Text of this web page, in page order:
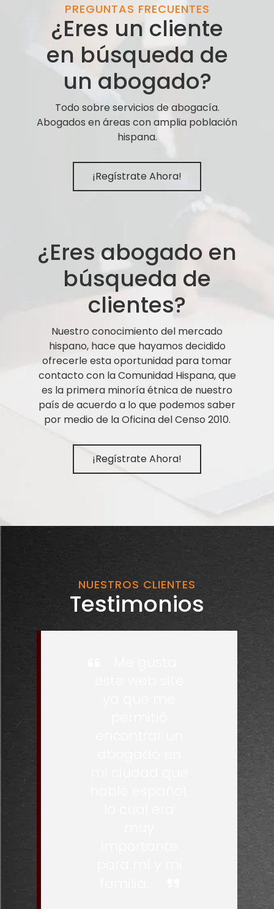
PREGUNTAS FRECUENTES
¿Eres un cliente
en búsqueda de
un abogado?
Todo sobre servicios de abogacía.
Abogados en áreas con amplia población
hispana.
¡Regístrate Ahora!
¿Eres abogado en
búsqueda de
clientes?
Nuestro conocimiento del mercado
hispano, hace que hayamos decidido
ofrecerle esta oportunidad para tomar
contacto con la Comunidad Hispana, que
es la primera minoría étnica de nuestro
país de acuerdo a lo que podemos saber
por medio de la Oficina del Censo 2010.
¡Regístrate Ahora!
NUESTROS CLIENTES
Testimonios